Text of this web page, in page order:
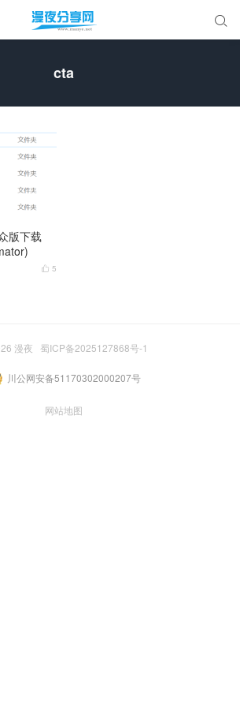

cta
版下载
 5
漫夜 蜀ICP备2025127868号-1
川公网安备51170302000207号
网站地图